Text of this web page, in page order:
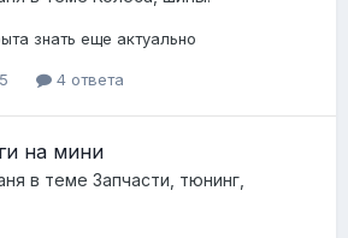
знать еще актуально
4 ответа
на мини
в теме Запчасти, тюнинг,